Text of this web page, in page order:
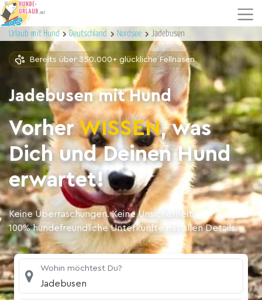
Urlaub mit Hund Deutschland Nordsee Jadebusen
Bereits über 350.000+ glückliche Fellnasen
Jadebusen mit Hund
VorherWISSEN, was
Dich und Deinen Hund
erwartet!
Keine Überraschungen. Keine Unsicherheit.
100% hundefreundliche Unterkünfte mit allen Details.
Wohin möchtest Du?
Jadebusen